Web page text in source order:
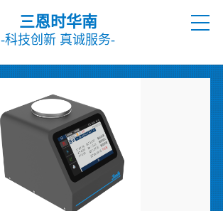
三恩时华南
-科技创新 真诚服务-